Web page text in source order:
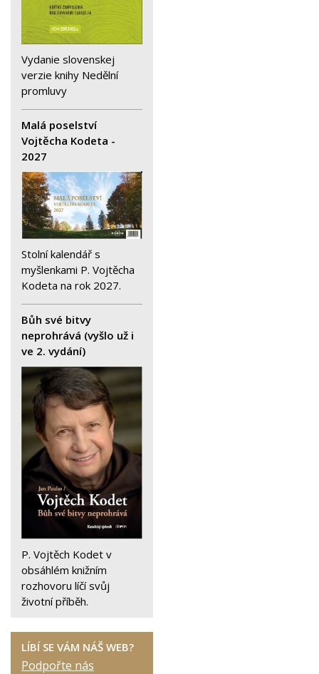
Vydanie slovenskej
verzie knihy Nedělní
promluvy
Malá poselství
Vojtěcha Kodeta -
2027
Stolní kalendář s
myšlenkami P. Vojtěcha
Kodeta na rok 2027.
Bůh své bitvy
neprohrává (vyšlo už i
ve 2. vydání)
P. Vojtěch Kodet v
obsáhlém knižním
rozhovoru líčí svůj
životní příběh.
LÍBÍ SE VÁM NÁŠ WEB?
Podpořte nás